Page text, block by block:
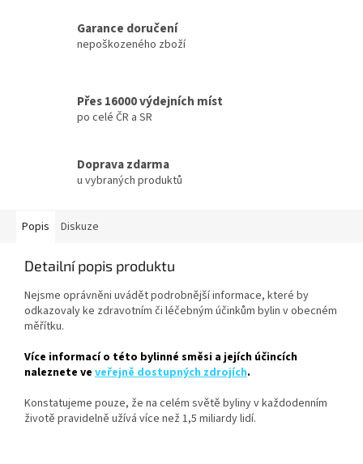
Garance doručení
nepoškozeného zboží
Přes 16000 výdejních míst
po celé ČR a SR
Doprava zdarma
u vybraných produktů
Popis Diskuze
Detailní popis produktu
Nejsme oprávněni uvádět podrobnější informace, které by
odkazovaly ke zdravotním či léčebným účinkům bylin v obecném
měřítku.
Více informací o této bylinné směsi a jejích účincích
naleznete ve veřejně dostupných zdrojích.
Konstatujeme pouze, že na celém světě byliny v každodenním
životě pravidelně užívá více než 1,5 miliardy lidí.